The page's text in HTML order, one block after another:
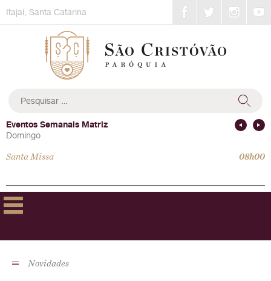
toItajaí, Santa Catarina
por:
Eventos Semanais Matriz
Domingo
Santa Missa 08h00
Novidades